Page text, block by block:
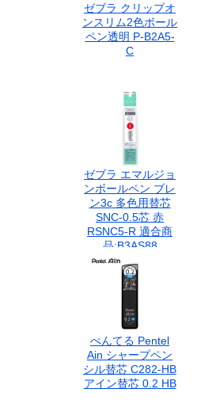
ゼブラ クリップオ
ンスリム2色ボール
ペン透明 P-B2A5-
C
ゼブラ エマルジョ
ンボールペン ブレ
ン3c 多色用替芯
SNC-0.5芯 赤
RSNC5-R 適合商
品:B3AS88
ぺんてる Pentel
Ain シャープペン
シル替芯 C282-HB
アイン替芯 0.2 HB